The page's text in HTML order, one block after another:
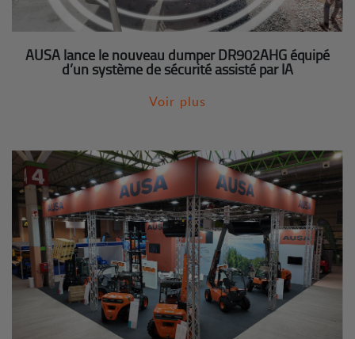
AUSA lance le nouveau dumper DR902AHG équipé
d’un système de sécurité assisté par IA
Voir plus